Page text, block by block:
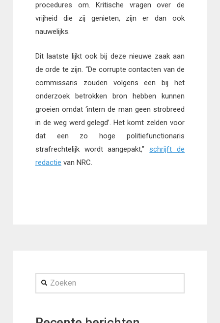
procedures om. Kritische vragen over de
vrijheid die zij genieten, zijn er dan ook
nauwelijks.
Dit laatste lijkt ook bij deze nieuwe zaak aan
de orde te zijn. “De corrupte contacten van de
commissaris zouden volgens een bij het
onderzoek betrokken bron hebben kunnen
groeien omdat ‘intern de man geen strobreed
in de weg werd gelegd’. Het komt zelden voor
dat een zo hoge politiefunctionaris
strafrechtelijk wordt aangepakt,”schrijft de
redactie van NRC.
Zoeken